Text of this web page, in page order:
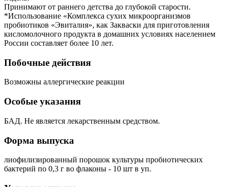
Принимают от раннего детства до глубокой старости.
*Использование «Комплекса сухих микроорганизмов
пробиотиков «Эвиталия», как Закваски для приготовления
кисломолочного продукта в домашних условиях населением
России составляет более 10 лет.
Побочные действия
Возможны аллергические реакции
Особые указания
БАД. Не является лекарственным средством.
Форма выпуска
лиофилизированный порошок культуры пробиотических
бактерий по 0,3 г во флаконы - 10 шт в уп.